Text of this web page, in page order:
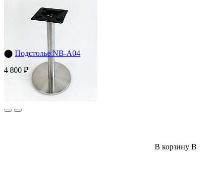
⬤ Подстолье NB-A04
4 800 ₽
В корзину В